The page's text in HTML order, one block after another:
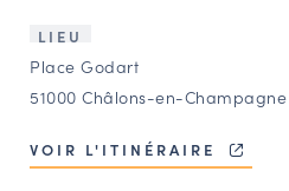
Ressources
OFFRES D’EMPLOI
OUTILS EN LIGNE
LIEU
Place Godart
51000 Châlons-en-Champagne
VOIR L'ITINÉRAIRE